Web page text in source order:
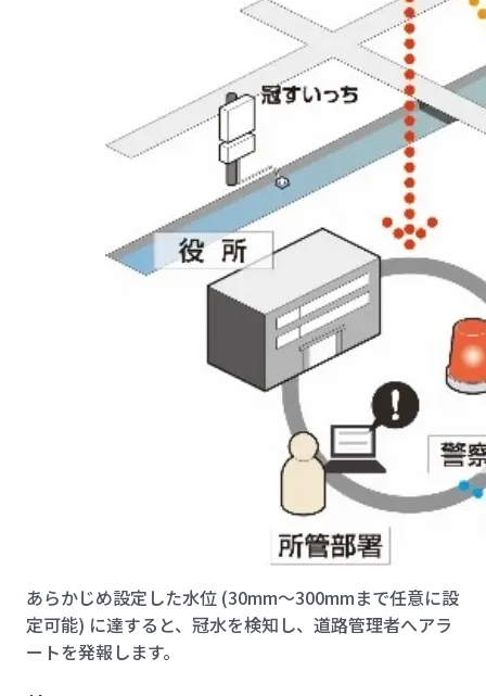
あらかじめ設定した水位 (30mm～300mmまで任意に設
定可能) に達すると、冠水を検知し、道路管理者へアラ
ートを発報します。